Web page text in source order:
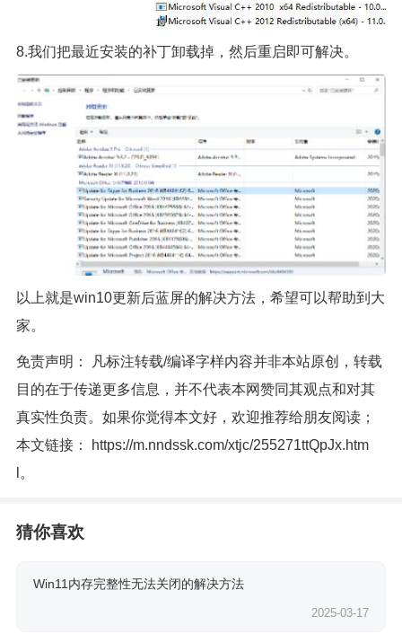
8.我们把最近安装的补丁卸载掉，然后重启即可解决。
以上就是win10更新后蓝屏的解决方法，希望可以帮助到大
家。
免责声明： 凡标注转载/编译字样内容并非本站原创，转载
目的在于传递更多信息，并不代表本网赞同其观点和对其
真实性负责。如果你觉得本文好，欢迎推荐给朋友阅读；
本文链接：
https://m.nndssk.com/xtjc/255271ttQpJx.htm
。
猜你喜欢
Win11内存完整性无法关闭的解决方法
2025-03-17